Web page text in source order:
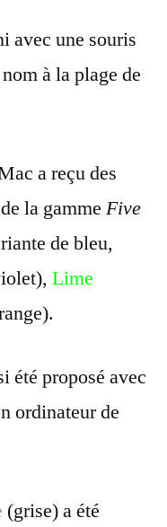
avec une souris
à la plage de
a reçu des
la gamme Five
de bleu,
Lime
été proposé avec
ordinateur de
(grise) a été